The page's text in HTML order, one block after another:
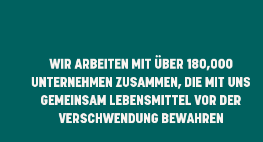
WIR ARBEITEN MIT ÜBER 180,000
UNTERNEHMEN ZUSAMMEN, DIE MIT UNS
GEMEINSAM LEBENSMITTEL VOR DER
VERSCHWENDUNG BEWAHREN